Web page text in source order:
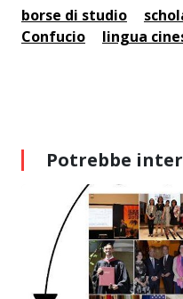
borse di studio
Confucio
lingua
Potrebbe